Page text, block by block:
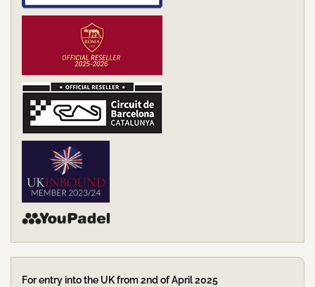
For entry into the UK from 2nd of April 2025